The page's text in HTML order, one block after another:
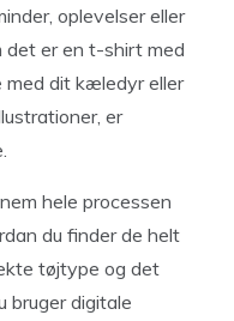
oplevelser eller
det er en t-shirt med
med dit kæledyr eller
er
hele processen
du finder de helt
tøjtype og det
bruger digitale